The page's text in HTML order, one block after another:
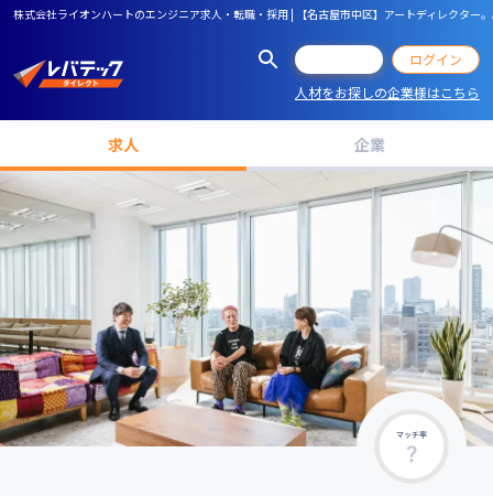
株式会社ライオンハートのエンジニア求人・転職・採用 | 【名古屋市中区】アートディレクタ
ログイン
人材をお探しの企業様はこちら
求人 企業
マッチ率